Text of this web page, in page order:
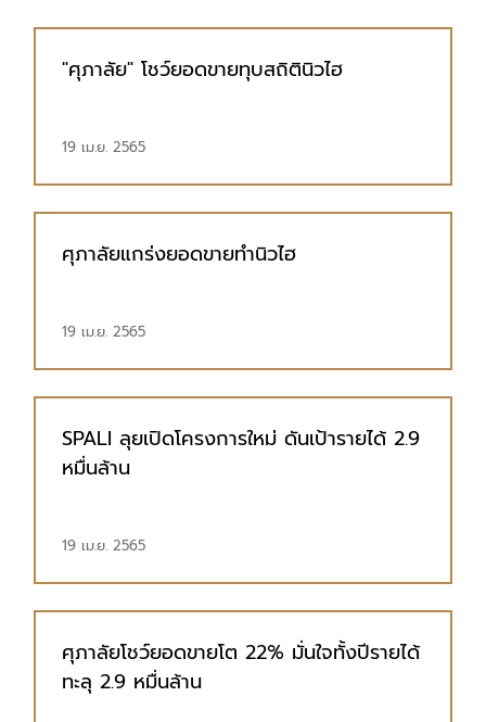
"ศุภาลัย" โชว์ยอดขายทุบสถิตินิวไฮ
19 เม.ย. 2565
ศุภาลัยแกร่งยอดขายทำนิวไฮ
19 เม.ย. 2565
SPALI ลุยเปิดโครงการใหม่ ดันเป้ารายได้ 2.9
หมื่นล้าน
19 เม.ย. 2565
ศุภาลัยโชว์ยอดขายโต 22% มั่นใจทั้งปีรายได้
ทะลุ 2.9 หมื่นล้าน